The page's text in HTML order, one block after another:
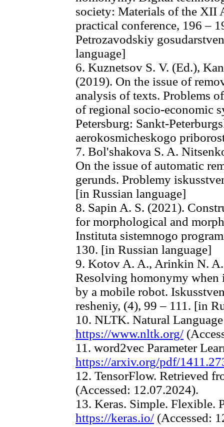
society: Materials of the XII
practical conference, 196 –
Petrozavodskiy
language]
6. Kuznetsov S. V. (Ed.),
(2019). On the issue of
analysis of texts. Problems
of regional socio-economic
Petersburg: Sankt-
aerokosmicheskogo
7. Bol'shakova S. A.
On the issue of automatic
gerunds. Problemy
[in Russian language]
8. Sapin A. S. (2021).
for morphological and
Instituta sistemnogo
130. [in Russian language]
9. Kotov A. A., Arinkin N.
Resolving homonymy when
by a mobile robot.
resheniy, (4), 99 – 111. [in
10. NLTK. Natural
https://www.nltk.org/
11. word2vec Parameter
https://arxiv.org/pdf/
12. TensorFlow. Retrieved
(Accessed: 12.07.2024).
13. Keras. Simple. Flexible.
https://keras.io/ (Accessed: